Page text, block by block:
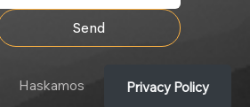
Send
Haskamos Privacy Policy